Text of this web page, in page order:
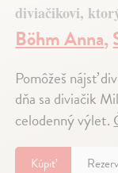
diviačikovi,
Böhm Anna,
Pomôžeš nájsť
dňa sa diviačik
celodenný výlet.
Kúpiť